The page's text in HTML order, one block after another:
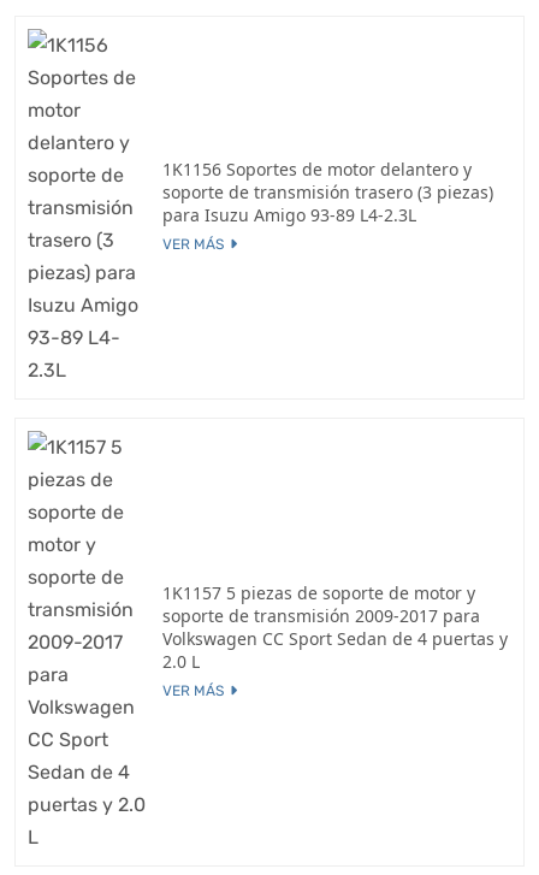
1K1156 Soportes de motor delantero y
soporte de transmisión trasero (3 piezas)
para Isuzu Amigo 93-89 L4-2.3L
VER MÁS
1K1157 5 piezas de soporte de motor y
soporte de transmisión 2009-2017 para
Volkswagen CC Sport Sedan de 4 puertas y
2.0 L
VER MÁS